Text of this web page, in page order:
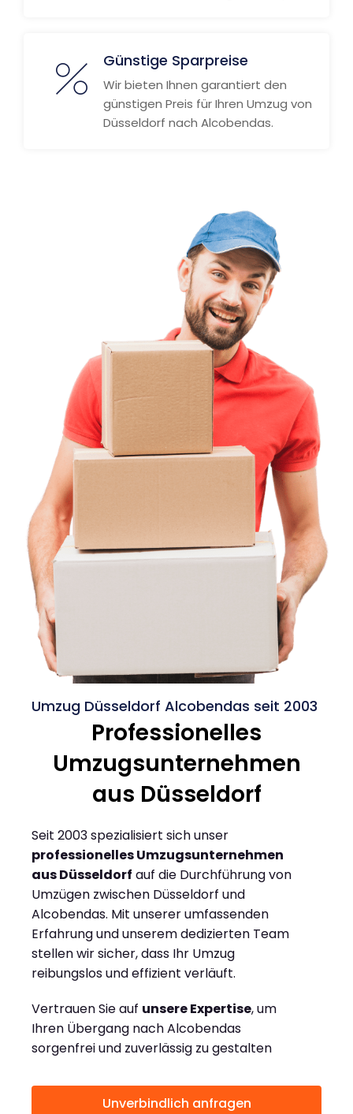
Günstige Sparpreise
Wir bieten Ihnen garantiert den
günstigen Preis für Ihren Umzug von
Düsseldorf nach Alcobendas.
Umzug Düsseldorf Alcobendas seit 2003
Professionelles
Umzugsunternehmen
aus Düsseldorf
Seit 2003 spezialisiert sich unser
professionelles Umzugsunternehmen
aus Düsseldorf auf die Durchführung von
Umzügen zwischen Düsseldorf und
Alcobendas. Mit unserer umfassenden
Erfahrung und unserem dedizierten Team
stellen wir sicher, dass Ihr Umzug
reibungslos und effizient verläuft.
Vertrauen Sie auf unsere Expertise, um
Ihren Übergang nach Alcobendas
sorgenfrei und zuverlässig zu gestalten
Unverbindlich anfragen